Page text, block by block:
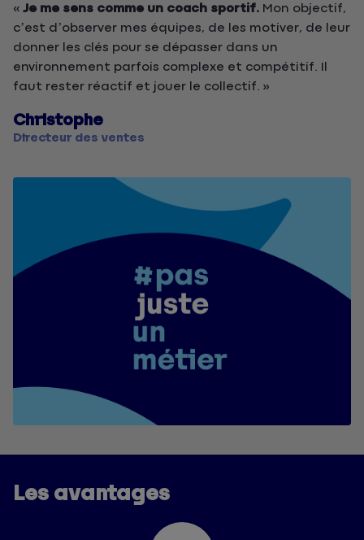
« Je me sens comme un coach sportif. Mon objectif,
c’est d’observer mes équipes, de les motiver, de leur
donner les clés pour se dépasser dans un
environnement parfois complexe et compétitif. Il
faut rester réactif et jouer le collectif. »
Christophe
Directeur des ventes
Les avantages